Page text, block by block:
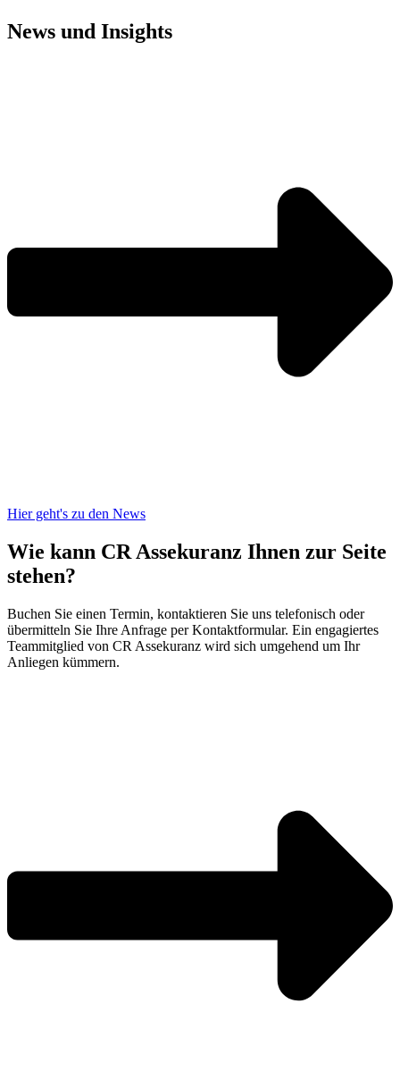
News und Insights
Hier geht's zu den News
Wie kann CR Assekuranz Ihnen zur Seite
stehen?
Buchen Sie einen Termin, kontaktieren Sie uns telefonisch oder
übermitteln Sie Ihre Anfrage per Kontaktformular. Ein engagiertes
Teammitglied von CR Assekuranz wird sich umgehend um Ihr
Anliegen kümmern.